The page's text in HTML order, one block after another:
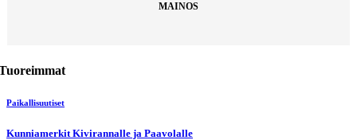
MAINOS
Paikallisuutiset
Kunniamerkit Kivirannalle ja Paavolalle